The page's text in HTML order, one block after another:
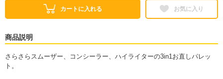
カートに入れる お気に入り
商品説明
さらさらスムーザー、コンシーラー、ハイライターの3in1お直しパレッ
ト。